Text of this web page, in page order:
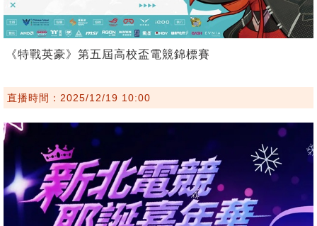
《特戰英豪》第五屆高校盃電競錦標賽
直播時間：2025/12/19 10:00